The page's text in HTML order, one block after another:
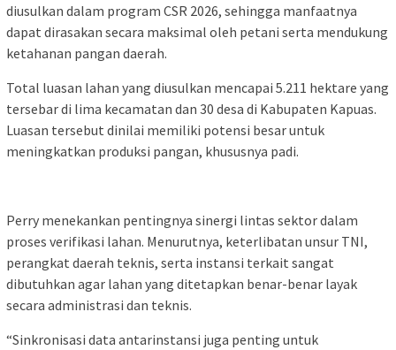
diusulkan dalam program CSR 2026, sehingga manfaatnya
dapat dirasakan secara maksimal oleh petani serta mendukung
ketahanan pangan daerah.
Total luasan lahan yang diusulkan mencapai 5.211 hektare yang
tersebar di lima kecamatan dan 30 desa di Kabupaten Kapuas.
Luasan tersebut dinilai memiliki potensi besar untuk
meningkatkan produksi pangan, khususnya padi.
Perry menekankan pentingnya sinergi lintas sektor dalam
proses verifikasi lahan. Menurutnya, keterlibatan unsur TNI,
perangkat daerah teknis, serta instansi terkait sangat
dibutuhkan agar lahan yang ditetapkan benar-benar layak
secara administrasi dan teknis.
“Sinkronisasi data antarinstansi juga penting untuk